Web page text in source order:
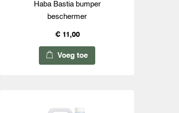
Haba Bastia bumper
beschermer
€ 11,00
Voeg toe